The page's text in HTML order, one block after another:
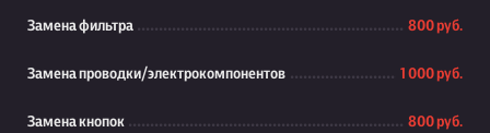
Замена фильтра 800 руб.
Замена проводки/электрокомпонентов 1 000 руб.
Замена кнопок 800 руб.